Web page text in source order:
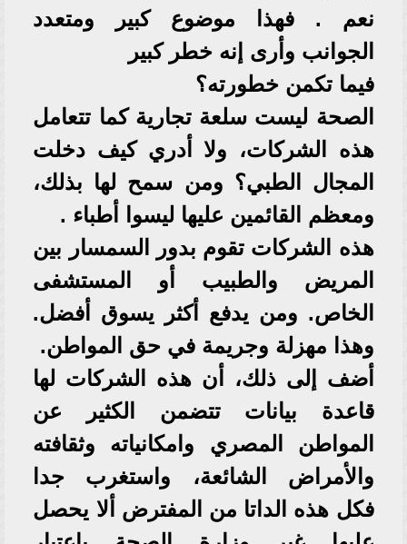
نعم . فهذا موضوع كبير ومتعدد
الجوانب وأرى إنه خطر كبير
فيما تكمن خطورته؟
الصحة ليست سلعة تجارية كما تتعامل
هذه الشركات، ولا أدري كيف دخلت
المجال الطبي؟ ومن سمح لها بذلك،
ومعظم القائمين عليها ليسوا أطباء .
هذه الشركات تقوم بدور السمسار بين
المريض والطبيب أو المستشفى
الخاص. ومن يدفع أكثر يسوق أفضل.
وهذا مهزلة وجريمة في حق المواطن.
أضف إلى ذلك، أن هذه الشركات لها
قاعدة بيانات تتضمن الكثير عن
المواطن المصري وامكانياته وثقافته
والأمراض الشائعة، واستغرب جدا
فكل هذه الداتا من المفترض ألا يحصل